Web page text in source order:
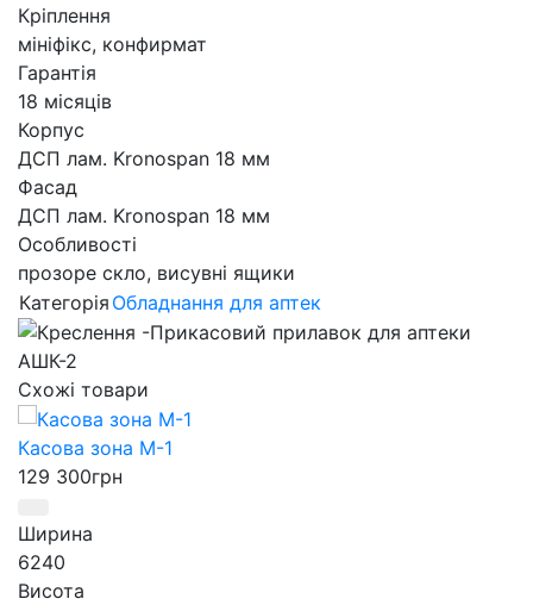
Кріплення
мініфікс, конфирмат
Гарантія
18 місяців
Корпус
ДСП лам. Kronospan 18 мм
Фасад
ДСП лам. Kronospan 18 мм
Особливості
прозоре скло, висувні ящики
Категорія Обладнання для аптек
Схожі товари
Касова зона М-1
129 300грн
Ширина
6240
Висота